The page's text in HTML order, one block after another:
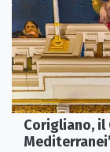
Corigliano, il